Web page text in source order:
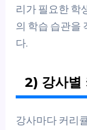
리가 필요한 학
의 학습 습관을
다.
2) 강사별
강사마다 커리